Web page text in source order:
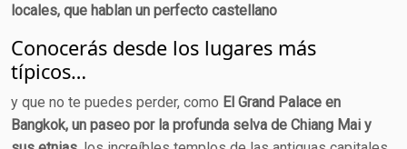
locales, que hablan un perfecto castellano
Conocerás desde los lugares más
típicos…
y que no te puedes perder, como El Grand Palace en
Bangkok, un paseo por la profunda selva de Chiang Mai y